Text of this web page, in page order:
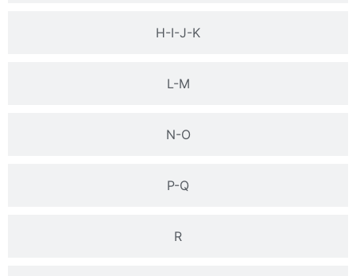
H-I-J-K
L-M
N-O
P-Q
R